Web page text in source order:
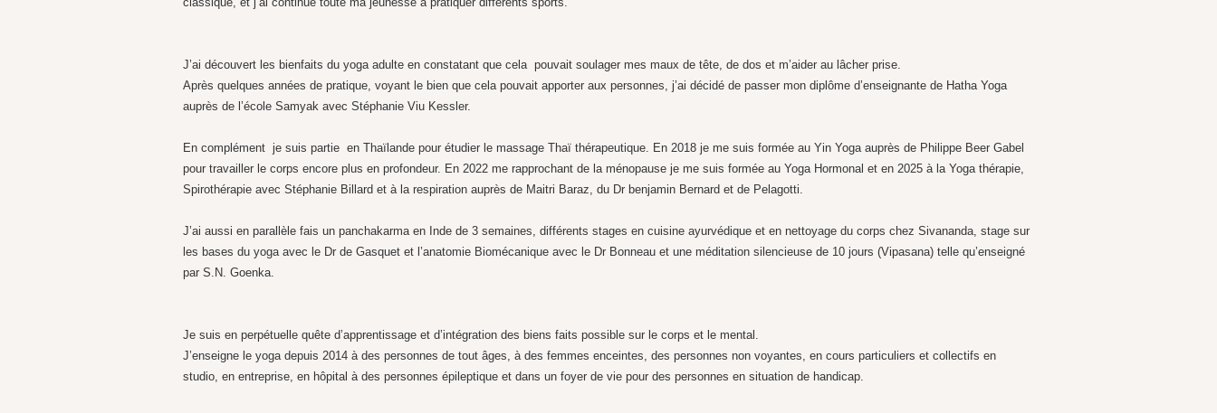
J’ai découvert les bienfaits du yoga adulte en constatant que cela pouvait soulager mes maux de tête, de dos et m’aider au lâcher prise.
Après quelques années de pratique, voyant le bien que cela pouvait apporter aux personnes, j’ai décidé de passer mon diplôme d’enseignante de Hatha Yoga
auprès de l’école Samyak avec Stéphanie Viu Kessler.
En complément je suis partie en Thaïlande pour étudier le massage Thaï thérapeutique. En 2018 je me suis formée au Yin Yoga auprès de Philippe Beer Gabel
pour travailler le corps encore plus en profondeur. En 2022 me rapprochant de la ménopause je me suis formée au Yoga Hormonal et en 2025 à la Yoga thérapie,
Spirothérapie avec Stéphanie Billard et à la respiration auprès de Maitri Baraz, du Dr benjamin Bernard et de Pelagotti.
J’ai aussi en parallèle fais un panchakarma en Inde de 3 semaines, différents stages en cuisine ayurvédique et en nettoyage du corps chez Sivananda, stage sur
les bases du yoga avec le Dr de Gasquet et l’anatomie Biomécanique avec le Dr Bonneau et une méditation silencieuse de 10 jours (Vipasana) telle qu’enseigné
par S.N. Goenka.
Je suis en perpétuelle quête d’apprentissage et d’intégration des biens faits possible sur le corps et le mental.
J’enseigne le yoga depuis 2014 à des personnes de tout âges, à des femmes enceintes, des personnes non voyantes, en cours particuliers et collectifs en
studio, en entreprise, en hôpital à des personnes épileptique et dans un foyer de vie pour des personnes en situation de handicap.